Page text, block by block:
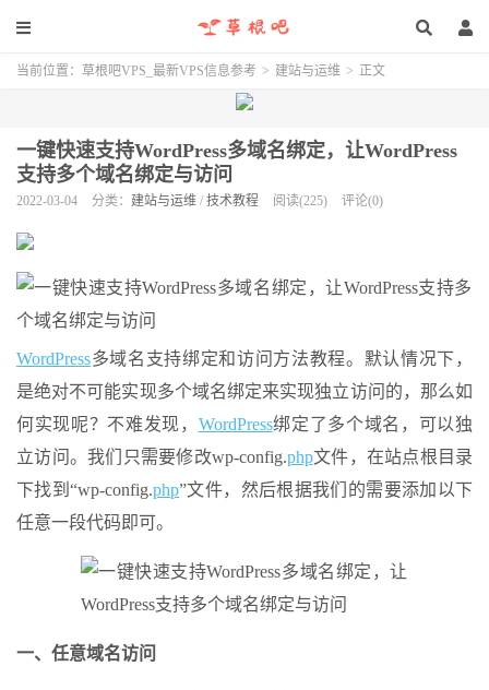
当前位置： 草根吧VPS_最新VPS信息参考 > 建站与运维 > 正文
一键快速支持WordPress多域名绑定，让WordPress
支持多个域名绑定与访问
2022-03-04 分类： 建站与运维 / 技术教程 阅读(225) 评论(0)
WordPress多域名支持绑定和访问方法教程。默认情况下，
是绝对不可能实现多个域名绑定来实现独立访问的，那么如
何实现呢？不难发现， WordPress绑定了多个域名，可以独
立访问。我们只需要修改wp-config.php文件，在站点根目录
下找到“wp-config.php”文件，然后根据我们的需要添加以下
任意一段代码即可。
一、任意域名访问